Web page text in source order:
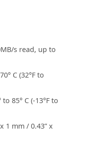
s read, up to
C (32°F to
to 85° C (-13°F to
1 mm / 0.43” x